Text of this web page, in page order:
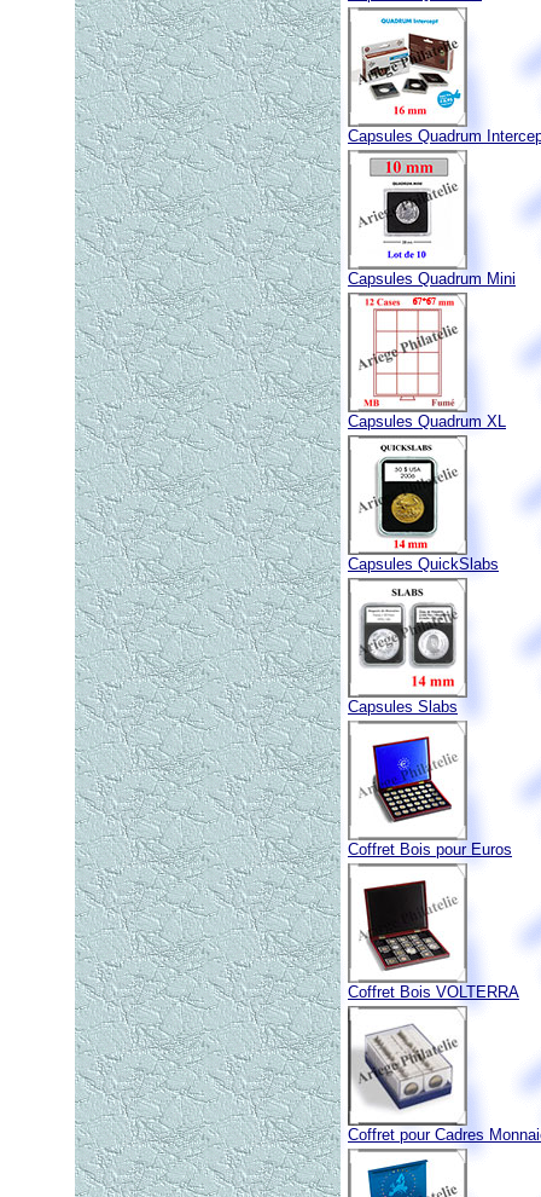
Capsules Quadrum
Capsules Quadrum Mini
Capsules Quadrum XL
Capsules QuickSlabs
Capsules Slabs
Coffret Bois pour Euros
Coffret Bois VOLTERRA
Coffret pour Cadres